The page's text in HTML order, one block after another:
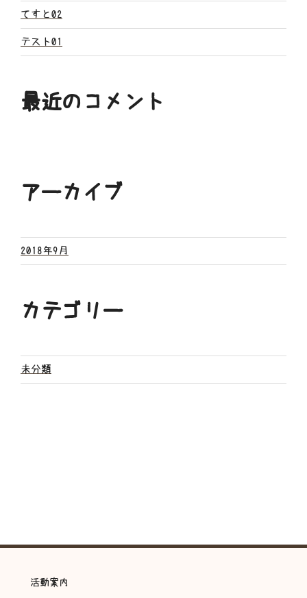
てすと02
テスト01
最近のコメント
アーカイブ
2018年9月
カテゴリー
未分類
活動案内